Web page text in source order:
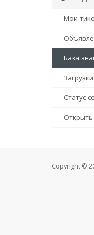
Мои
База
Загрузки
Статус
Открыть
Copyright ©